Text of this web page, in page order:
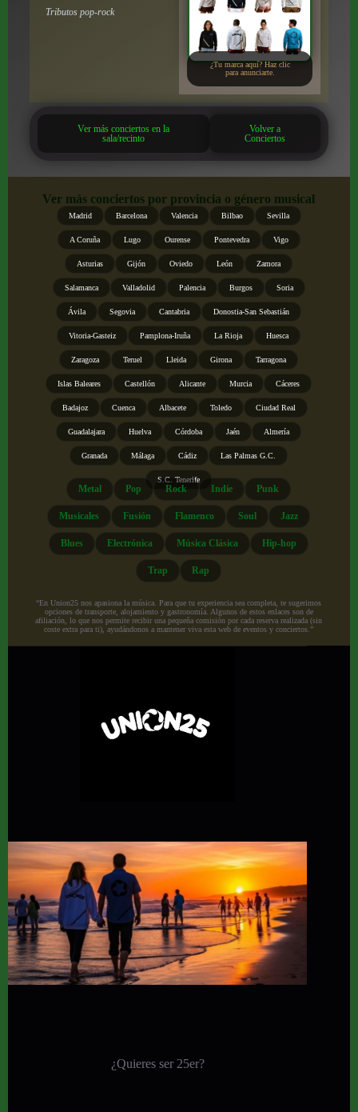
Tributos pop-rock
¿Tu marca aquí? Haz clic
para anunciarte.
Ver más conciertos en la
sala/recinto
Volver a
Conciertos
Ver más conciertos por provincia o género musical
Madrid Barcelona Valencia Bilbao Sevilla
A Coruña Lugo Ourense Pontevedra Vigo
Asturias Gijón Oviedo León Zamora
Salamanca Valladolid Palencia Burgos Soria
Ávila Segovia Cantabria Donostia-San Sebastián
Vitoria-Gasteiz Pamplona-Iruña La Rioja Huesca
Zaragoza Teruel Lleida Girona Tarragona
Islas Baleares Castellón Alicante Murcia Cáceres
Badajoz Cuenca Albacete Toledo Ciudad Real
Guadalajara Huelva Córdoba Jaén Almería
Granada Málaga Cádiz Las Palmas G.C.
S.C. Tenerife
Metal Pop Rock Indie Punk
Musicales Fusión Flamenco Soul Jazz
Blues Electrónica Música Clásica Hip-hop
Trap Rap
“En Union25 nos apasiona la música. Para que tu experiencia sea completa, te sugerimos
opciones de transporte, alojamiento y gastronomía. Algunos de estos enlaces son de
afiliación, lo que nos permite recibir una pequeña comisión por cada reserva realizada (sin
coste extra para ti), ayudándonos a mantener viva esta web de eventos y conciertos.”
¿Quieres ser 25er?